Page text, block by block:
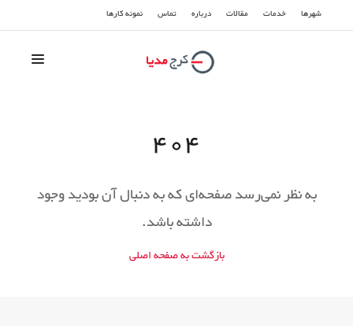
شهرها خدمات مقالات درباره تماس نمونه کارها
404
به نظر نمی‌رسد صفحه‌ای که به دنبال آن بودید وجود
داشته باشد.
بازگشت به صفحه اصلی